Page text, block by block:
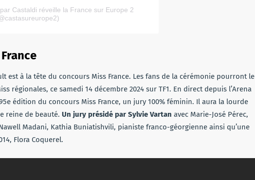
Castaldi réveille la France sur Europe 2
est à la tête du concours Miss France. Les fans de la cérémonie pourront le
régionales, ce samedi 14 décembre 2024 sur TF1. En direct depuis l’Arena
édition du concours Miss France, un jury 100% féminin. Il aura la lourde
reine de beauté. Un jury présidé par Sylvie Vartan avec Marie-José Pérec,
Madani, Kathia Buniatishvili, pianiste franco-géorgienne ainsi qu’une
Flora Coquerel.